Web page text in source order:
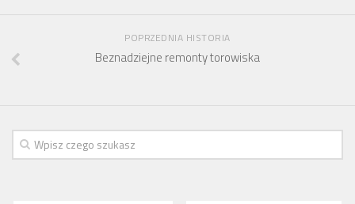
POPRZEDNIA HISTORIA
Beznadziejne remonty torowiska